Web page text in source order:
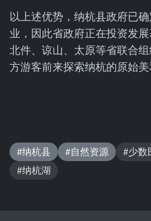
以上述优势，纳杭县政府已
业，因此省政府正在投资发展
北件、谅山、太原等省联合
方游客前来探索纳杭的原始美
#纳杭县 #自然资源 #少数
#纳杭湖